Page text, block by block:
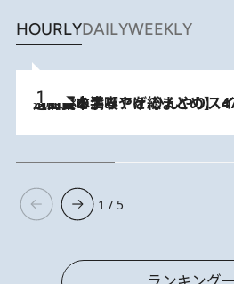
HOURLYDAILYWEEKLY
2026.8.5
【西日本エリアを総まとめ】 47都道府県の手みやげ ひんやりスイーツで夏を満喫
1 / 5